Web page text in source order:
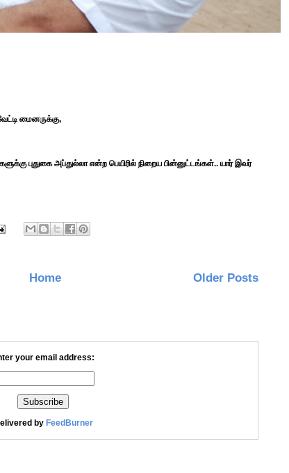
மைனருக்கு,
புதுகை அப்துல்லா என்ற பெயிரில் நிறைய பின்னுட்டங்கள்.. யார் இவர்
Older Posts
Home
your email address:
by FeedBurner